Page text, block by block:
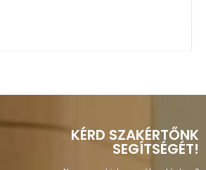
KÉRD SZAKÉRTŐNK
SEGÍTSÉGÉT!